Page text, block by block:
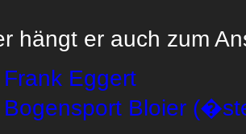
hängt er auch zum
Frank Eggert
Bogensport Bloier